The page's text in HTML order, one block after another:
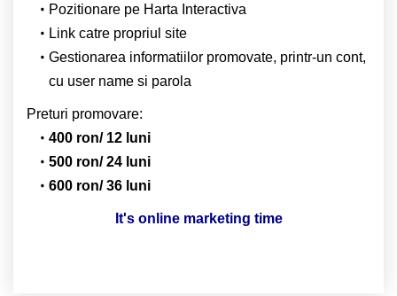
Pozitionare pe Harta Interactiva
Link catre propriul site
Gestionarea informatiilor promovate, printr-un cont,
cu user name si parola
Preturi promovare:
400 ron/ 12 luni
500 ron/ 24 luni
600 ron/ 36 luni
It's online marketing time